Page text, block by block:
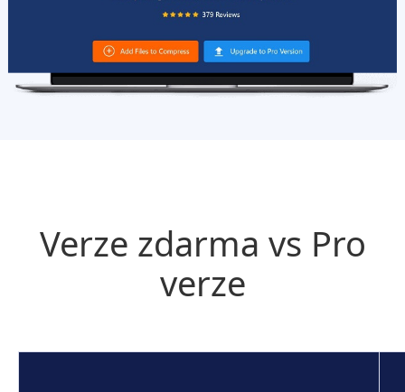
Verze zdarma vs Pro
verze